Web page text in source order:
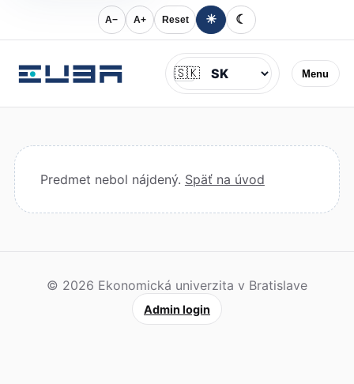
A− A+ Reset ☀ ☾
Menu
Jazyk
🇸🇰
Predmet nebol nájdený. Späť na úvod
© 2026 Ekonomická univerzita v Bratislave
Admin login